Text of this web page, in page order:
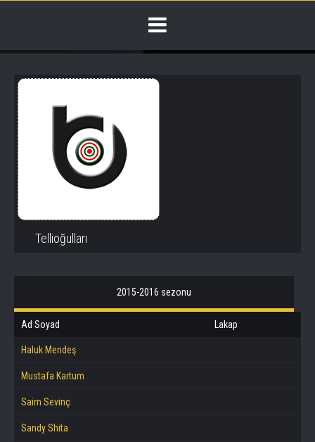
Tellioğulları
2015-2016 sezonu
Ad Soyad Lakap
Haluk Mendeş
Mustafa Kartum
Saim Sevinç
Sandy Shita